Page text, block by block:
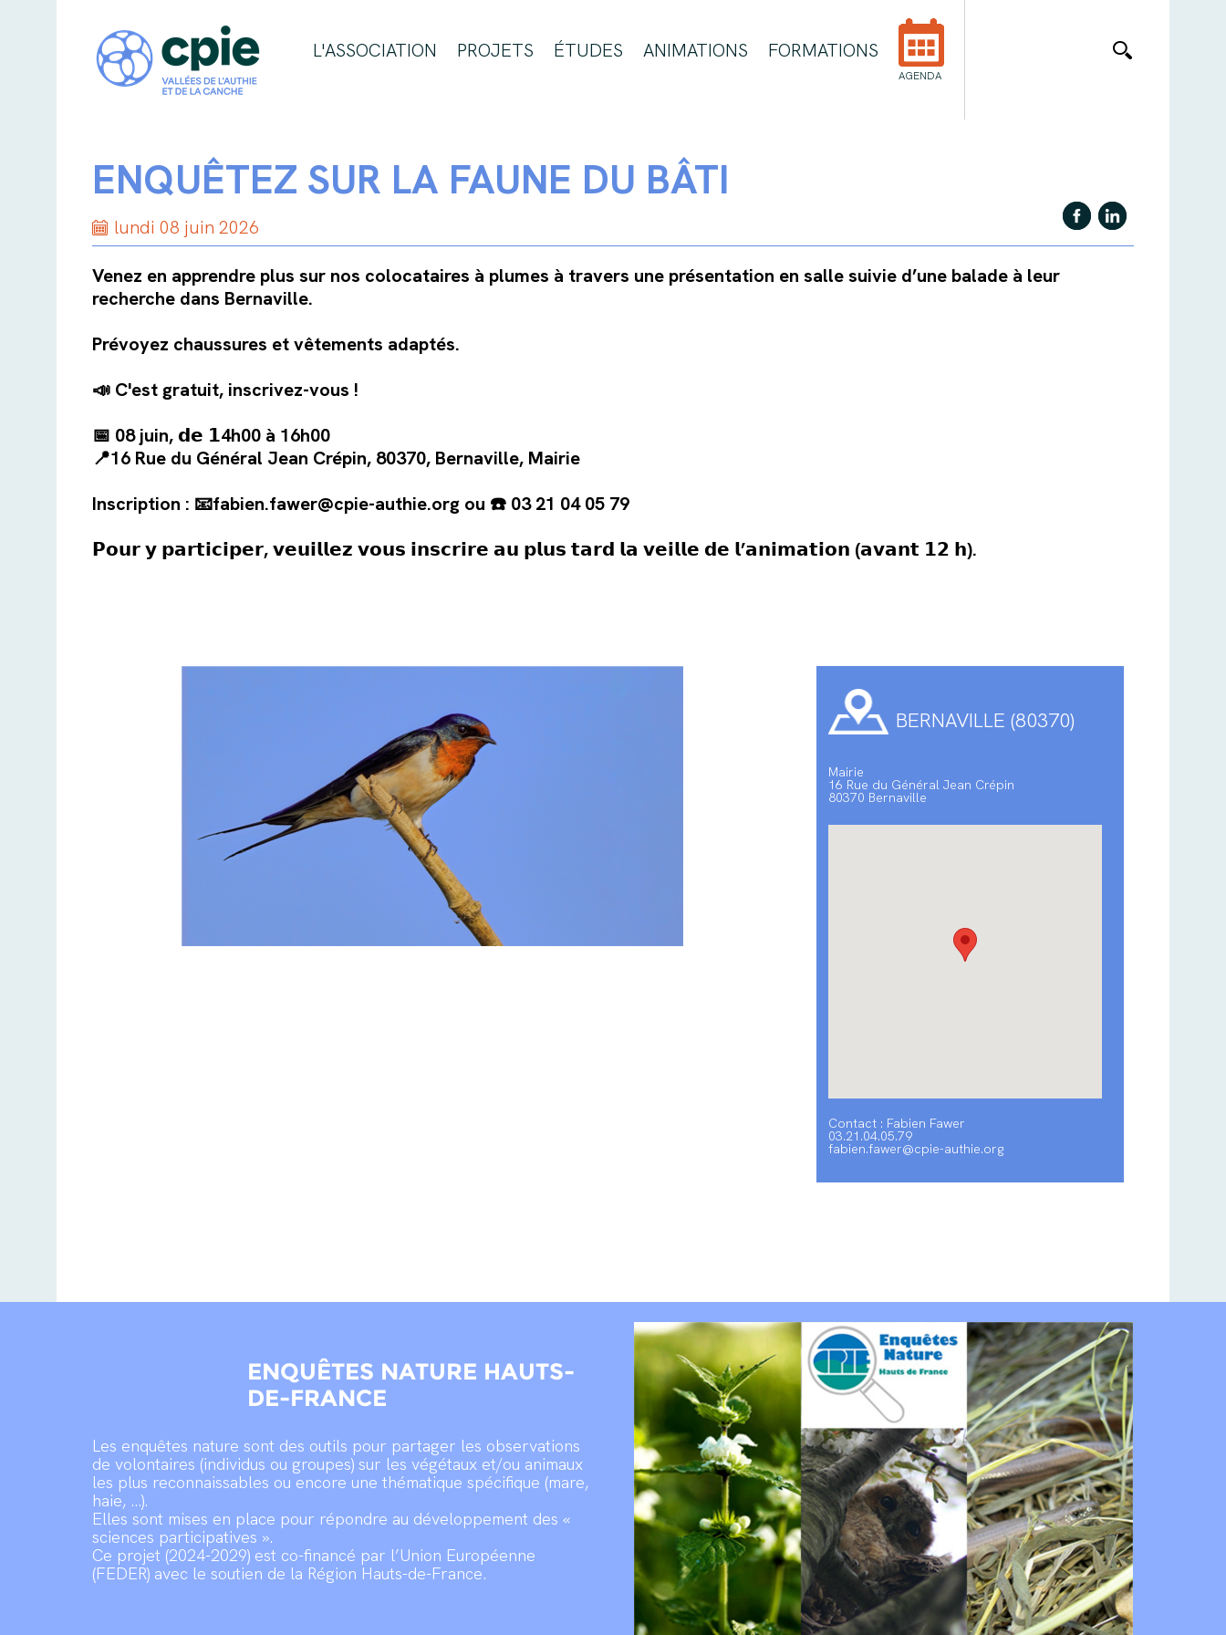
L'ASSOCIATION PROJETS ÉTUDES ANIMATIONS FORMATIONS
AGENDA
ENQUÊTEZ SUR LA FAUNE DU BÂTI
lundi 08 juin 2026
Venez en apprendre plus sur nos colocataires à plumes à travers une présentation en salle suivie d’une balade à leur
recherche dans Bernaville.
Prévoyez chaussures et vêtements adaptés.
📣 C'est gratuit, inscrivez-vous !
📅 08 juin, 𝗱𝗲 𝟭4h00 à 16h00
📍16 Rue du Général Jean Crépin, 80370, Bernaville, Mairie
Inscription : 📧fabien.fawer@cpie-authie.org ou ☎️ 03 21 04 05 79
𝗣𝗼𝘂𝗿 𝘆 𝗽𝗮𝗿𝘁𝗶𝗰𝗶𝗽𝗲𝗿, 𝘃𝗲𝘂𝗶𝗹𝗹𝗲𝘇 𝘃𝗼𝘂𝘀 𝗶𝗻𝘀𝗰𝗿𝗶𝗿𝗲 𝗮𝘂 𝗽𝗹𝘂𝘀 𝘁𝗮𝗿𝗱 𝗹𝗮 𝘃𝗲𝗶𝗹𝗹𝗲 𝗱𝗲 𝗹’𝗮𝗻𝗶𝗺𝗮𝘁𝗶𝗼𝗻 (𝗮𝘃𝗮𝗻𝘁 𝟭𝟮 𝗵).
BERNAVILLE (80370)
Mairie
16 Rue du Général Jean Crépin
80370 Bernaville
Contact : Fabien Fawer
03.21.04.05.79
fabien.fawer@cpie-authie.org
ENQUÊTES NATURE HAUTS-
DE-FRANCE
Les enquêtes nature sont des outils pour partager les observations
de volontaires (individus ou groupes) sur les végétaux et/ou animaux
les plus reconnaissables ou encore une thématique spécifique (mare,
haie, …).
Elles sont mises en place pour répondre au développement des «
sciences participatives ».
Ce projet (2024-2029) est co-financé par l’Union Européenne
(FEDER) avec le soutien de la Région Hauts-de-France.